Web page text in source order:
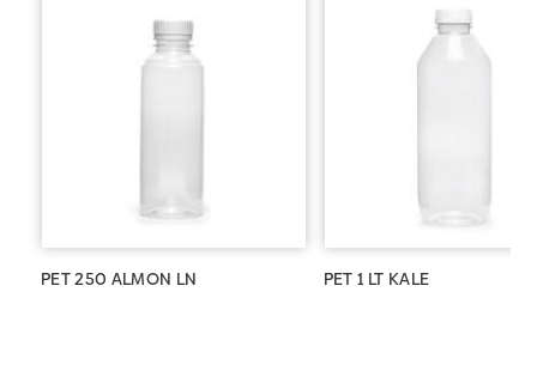
PET 250 ALMON LN PET 1 LT KALE